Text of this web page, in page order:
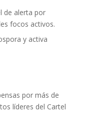
de alerta por
focos activos.
y activa
por más de
líderes del Cartel